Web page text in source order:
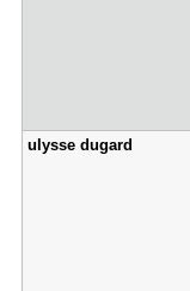
ulysse dug​ard